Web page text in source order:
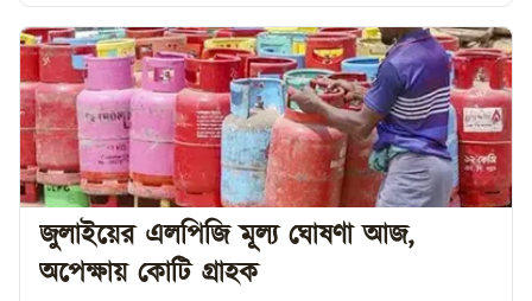
ব্যাংকের নাম রাখা হয়েছে ‘যুব ব্যাংক’। সম্প্রতি জাতীয়
একটি দৈনিকে প্রকাশিত প্রতিবেদনে এ তথ্য জানানো
হয়েছে। প্রতিবেদনে বলা হয়, গত ৭ মে যুব উন্নয়ন
অধিদপ্তরে যুব ও ক্রীড়া প্রতিমন্ত্রী মো. আমিনুল হকের
উপস্থিতিতে অনুষ্ঠিত এক সভায় ‘যুব ব্যাংক’ প্রতিষ্ঠার
সম্ভাব্যতা যাচাই,
জুলাইয়ের এলপিজি মূল্য ঘোষণা আজ,
অপেক্ষায় কোটি গ্রাহক